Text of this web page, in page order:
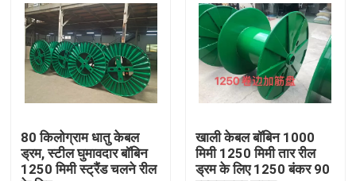
हमसे संपर्क करें
एक उद्धरण का अनुरोध करें
वायर एक्सट्रूडर मशीन
80 किलोग्राम धातु केबल
ड्रम, स्टील घुमावदार बॉबिन
1250 मिमी स्ट्रैंड चलने रील
खाली केबल बॉबिन 1000
मिमी 1250 मिमी तार रील
ड्रम के लिए 1250 बंकर 90